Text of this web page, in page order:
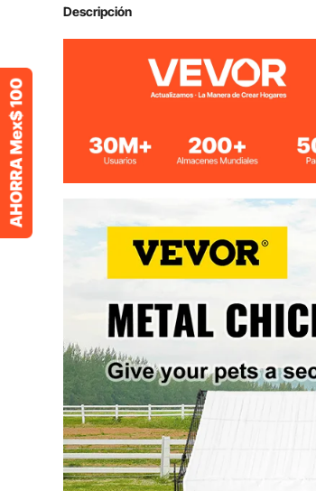
Modelo
Diámetro del Cable
Tamaño del Producto
Peso del Producto
Descripción